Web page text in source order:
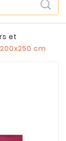
et
cm